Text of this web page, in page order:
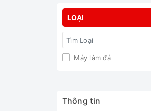
LOẠI
Máy làm đá
Thông tin